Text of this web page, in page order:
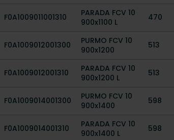
F0A1009011001310
PARADA FCV 10
900x1100 L
470
F0A1009012001300
PURMO FCV 10
900x1200
513
F0A1009012001310
PARADA FCV 10
900x1200 L
513
F0A1009014001300
PURMO FCV 10
900x1400
598
F0A1009014001310
PARADA FCV 10
900x1400 L
598